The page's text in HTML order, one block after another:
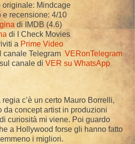
originale: Mindcage
e recensione: 4/10
di IMDB (4.6)
di I Check Movies
a Prime Video
canale Telegram VERonTelegram
canale di VER su WhatsApp
c’è un certo Mauro Borrelli,
da concept artist in produzioni
curiosità mi viene. Poi guardo
a Hollywood forse gli hanno fatto
i migliori.